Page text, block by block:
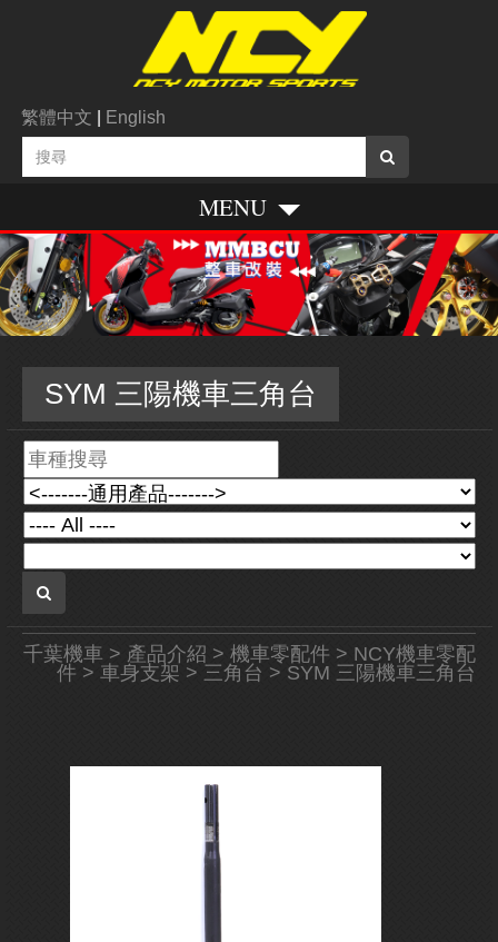
繁體中文 English
MENU
SYM 三陽機車三角台
千葉機車 > 產品介紹 > 機車零配件 > NCY機車零配
件 > 車身支架 > 三角台 > SYM 三陽機車三角台